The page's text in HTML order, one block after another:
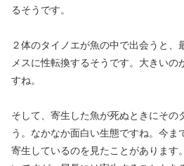
るそうです。
２体のタイノエが魚の中で出会うと、
メスに性転換するそうです。大きい
すね。
そして、寄生した魚が死ぬときにその
う。なかなか面白い生態ですね。今ま
寄生しているのを見たことがあります